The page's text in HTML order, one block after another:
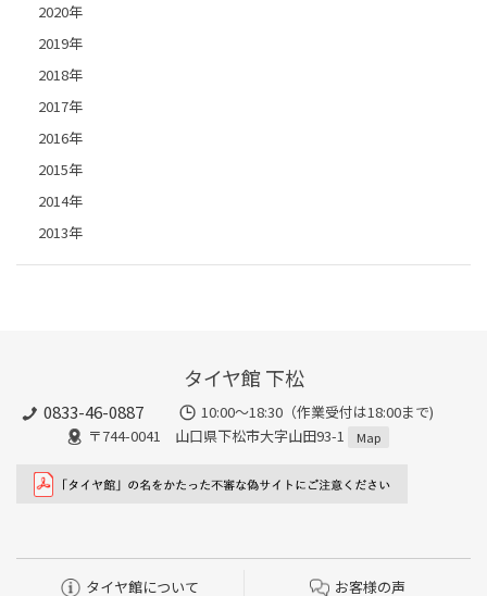
2020年
2019年
2018年
2017年
2016年
2015年
2014年
2013年
タイヤ館 下松
0833-46-0887
10:00～18:30（作業受付は18:00まで)
〒744-0041 山口県下松市大字山田93-1
Map
タイヤ館について お客様の声